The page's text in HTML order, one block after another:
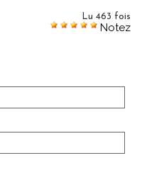
Lu 463 fois
Notez